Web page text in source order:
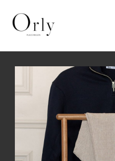
Le concept
Le vestiaire /